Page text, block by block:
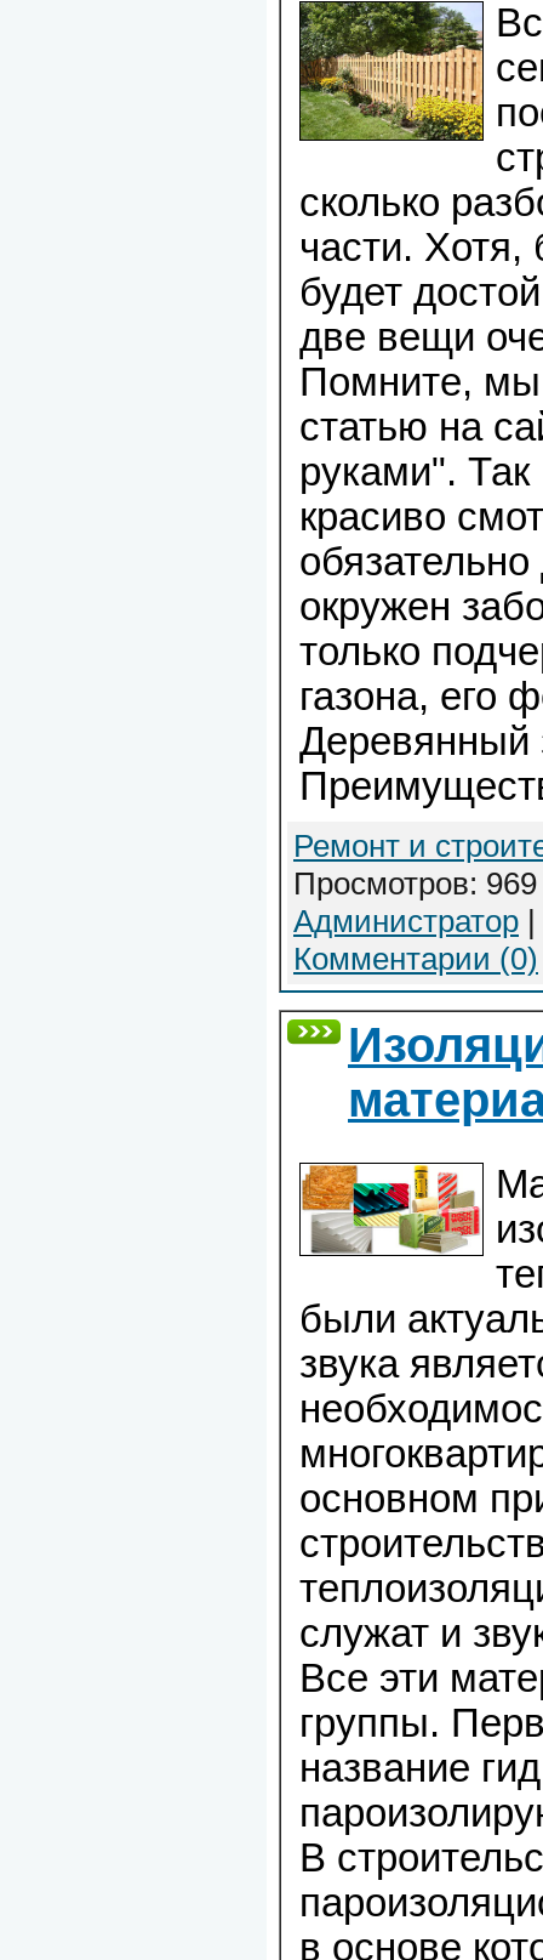
сколько
части. Хотя,
будет
две вещи
Помните,
статью на
руками". Так
красиво
окружен
только
газона, его
Деревянный
Ремонт и
Просмотров:
Администратор
Комментарии (0)
были
звука
основном
служат и
Все эти
группы.
название
В
в основе